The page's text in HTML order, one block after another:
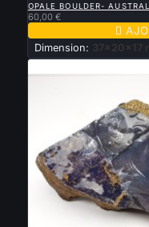
OPALE BOULDER-
60,00 €

Dimension: 37x20x17